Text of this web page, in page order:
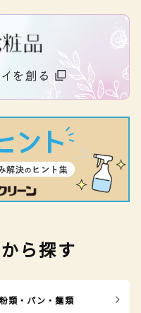
ら探す
粉類・パン・麺類